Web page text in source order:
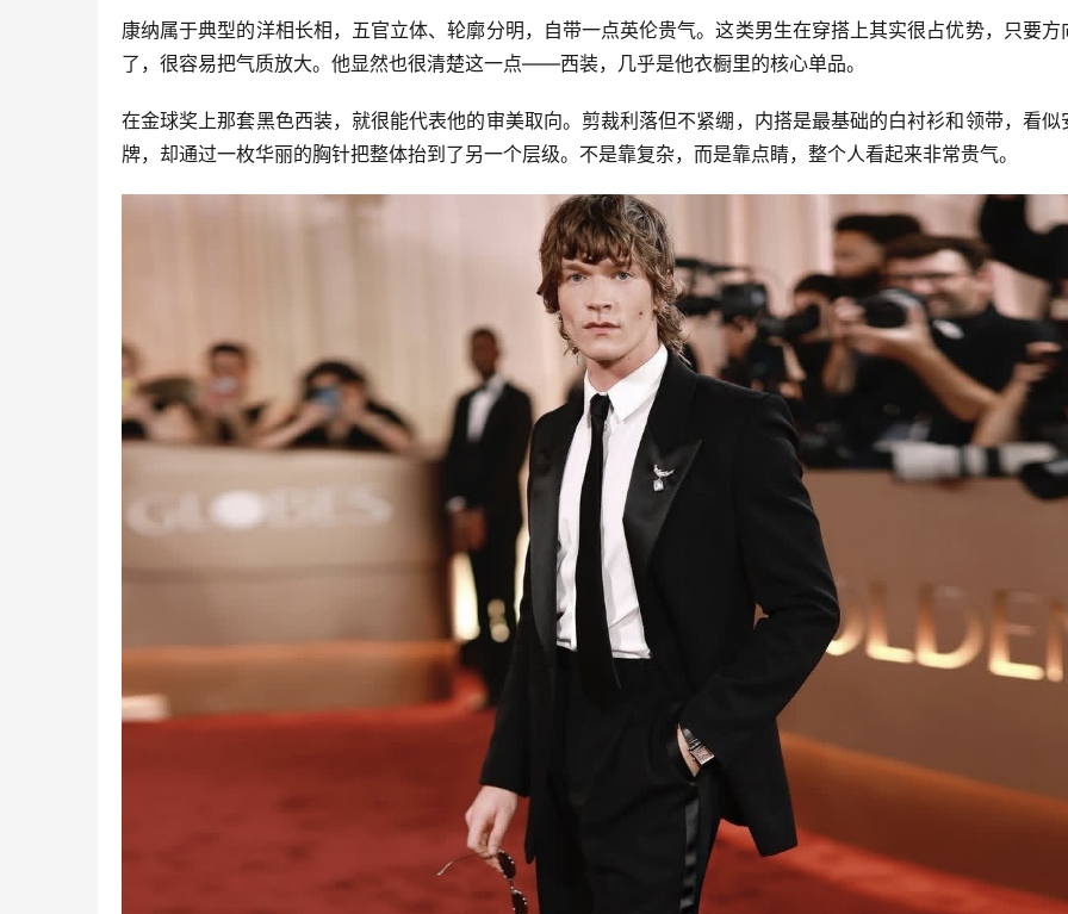
康纳属于典型的洋相长相，五官立体、轮廓分明，自带一点英伦贵气。这类男生在穿搭上其实很占优势，只要方
了，很容易把气质放大。他显然也很清楚这一点——西装，几乎是他衣橱里的核心单品。
在金球奖上那套黑色西装，就很能代表他的审美取向。剪裁利落但不紧绷，内搭是最基础的白衬衫和领带，看似
牌，却通过一枚华丽的胸针把整体抬到了另一个层级。不是靠复杂，而是靠点睛，整个人看起来非常贵气。